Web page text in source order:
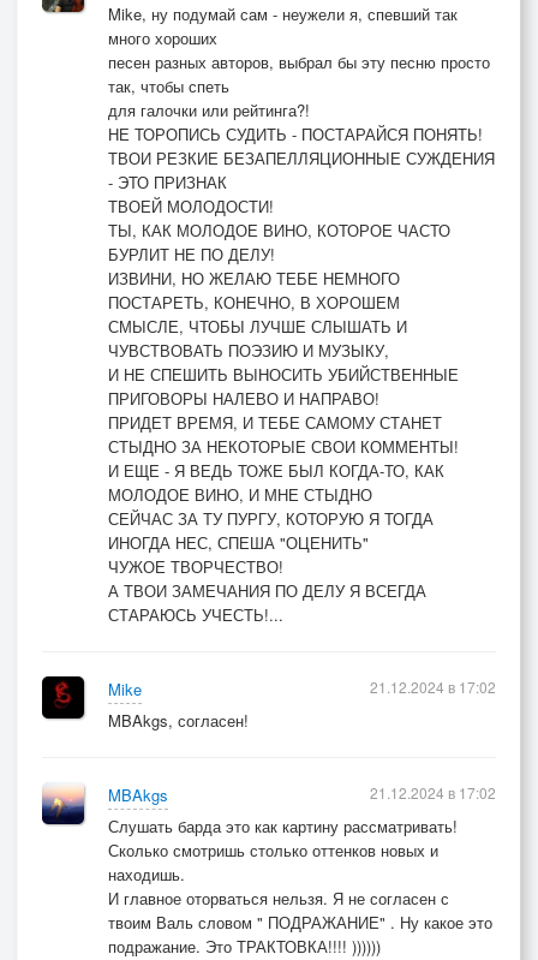
Mike, ну подумай сам - неужели я, спевший так
много хороших
песен разных авторов, выбрал бы эту песню просто
так, чтобы спеть
для галочки или рейтинга?!
НЕ ТОРОПИСЬ СУДИТЬ - ПОСТАРАЙСЯ ПОНЯТЬ!
ТВОИ РЕЗКИЕ БЕЗАПЕЛЛЯЦИОННЫЕ СУЖДЕНИЯ
- ЭТО ПРИЗНАК
ТВОЕЙ МОЛОДОСТИ!
ТЫ, КАК МОЛОДОЕ ВИНО, КОТОРОЕ ЧАСТО
БУРЛИТ НЕ ПО ДЕЛУ!
ИЗВИНИ, НО ЖЕЛАЮ ТЕБЕ НЕМНОГО
ПОСТАРЕТЬ, КОНЕЧНО, В ХОРОШЕМ
СМЫСЛЕ, ЧТОБЫ ЛУЧШЕ СЛЫШАТЬ И
ЧУВСТВОВАТЬ ПОЭЗИЮ И МУЗЫКУ,
И НЕ СПЕШИТЬ ВЫНОСИТЬ УБИЙСТВЕННЫЕ
ПРИГОВОРЫ НАЛЕВО И НАПРАВО!
ПРИДЕТ ВРЕМЯ, И ТЕБЕ САМОМУ СТАНЕТ
СТЫДНО ЗА НЕКОТОРЫЕ СВОИ КОММЕНТЫ!
И ЕЩЕ - Я ВЕДЬ ТОЖЕ БЫЛ КОГДА-ТО, КАК
МОЛОДОЕ ВИНО, И МНЕ СТЫДНО
СЕЙЧАС ЗА ТУ ПУРГУ, КОТОРУЮ Я ТОГДА
ИНОГДА НЕС, СПЕША "ОЦЕНИТЬ"
ЧУЖОЕ ТВОРЧЕСТВО!
А ТВОИ ЗАМЕЧАНИЯ ПО ДЕЛУ Я ВСЕГДА
СТАРАЮСЬ УЧЕСТЬ!...
Mike
MBAkgs, согласен!
21.12.2024 в 17:02
MBAkgs
Слушать барда это как картину рассматривать!
Сколько смотришь столько оттенков новых и
находишь.
И главное оторваться нельзя. Я не согласен с
твоим Валь словом " ПОДРАЖАНИЕ" . Ну какое это
подражание. Это ТРАКТОВКА!!!! ))))))
21.12.2024 в 17:02